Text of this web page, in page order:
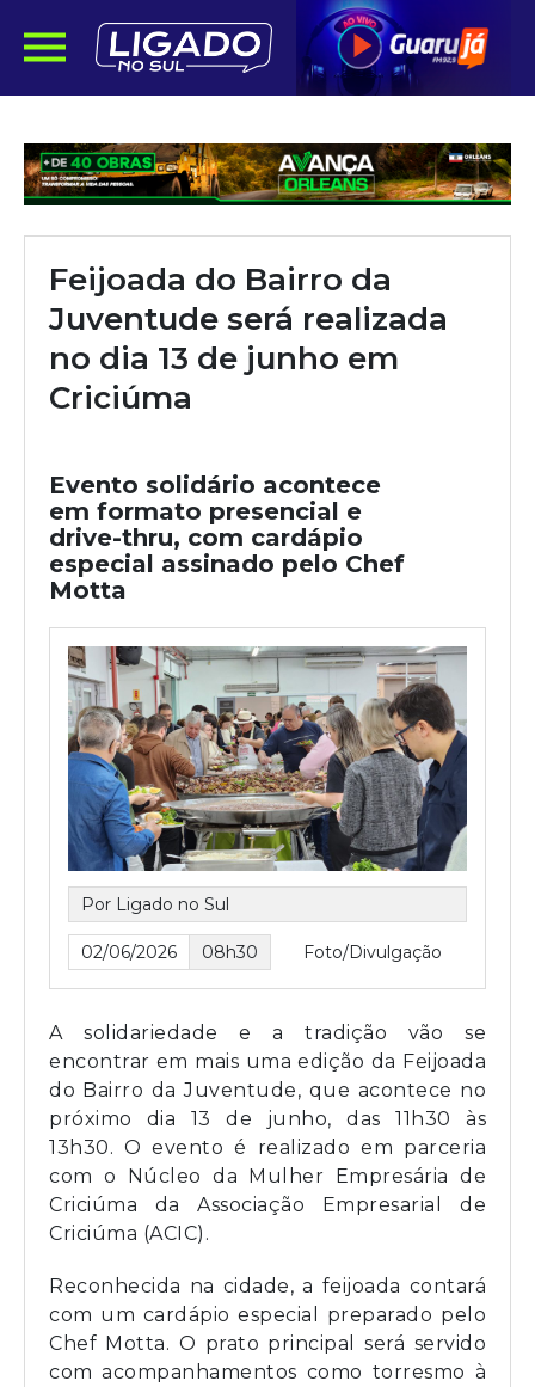
Feijoada do Bairro da
Juventude será realizada
no dia 13 de junho em
Criciúma
Evento solidário acontece
em formato presencial e
drive-thru, com cardápio
especial assinado pelo Chef
Motta
Por Ligado no Sul
02/06/2026 08h30 Foto/Divulgação
A solidariedade e a tradição vão se
encontrar em mais uma edição da Feijoada
do Bairro da Juventude, que acontece no
próximo dia 13 de junho, das 11h30 às
13h30. O evento é realizado em parceria
com o Núcleo da Mulher Empresária de
Criciúma da Associação Empresarial de
Criciúma (ACIC).
Reconhecida na cidade, a feijoada contará
com um cardápio especial preparado pelo
Chef Motta. O prato principal será servido
com acompanhamentos como torresmo à